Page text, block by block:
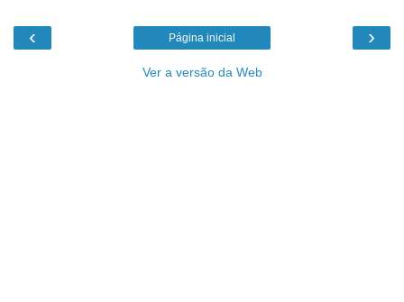
‹ ›
Página inicial
Ver a versão da Web